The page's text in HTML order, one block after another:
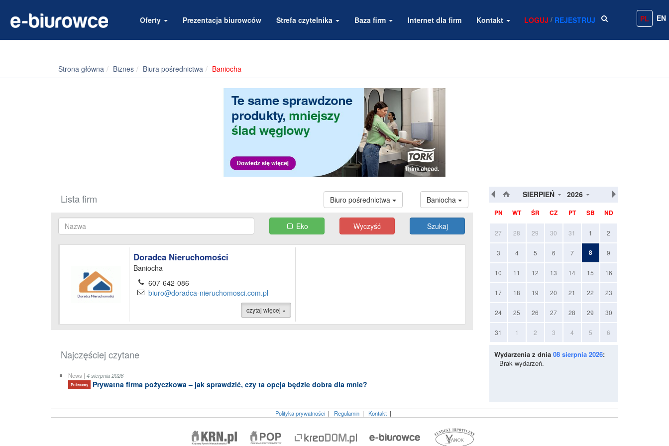
Oferty Prezentacja biurowców Strefa czytelnika Baza firm Internet dla firm Kontakt LOGUJ / REJESTRUJ PL EN
Strona główna Biznes Biura pośrednictwa Baniocha
Lista firm Biuro pośrednictwa Baniocha
Eko Wyczyść
Doradca Nieruchomości
Baniocha
607-642-086
biuro@doradca-nieruchomosci.com.pl
czytaj więcej »
Najczęściej czytane
News | 4 sierpnia 2026
Polecamy Prywatna firma pożyczkowa – jak sprawdzić, czy ta opcja będzie dobra dla mnie?
SIERPIEŃ 2026
PN WT ŚR CZ PT SB ND
27 28 29 30 31 1 2
3 4 5 6 7 8 9
10 11 12 13 14 15 16
17 18 19 20 21 22 23
24 25 26 27 28 29 30
31 1 2 3 4 5 6
Wydarzenia z dnia 08 sierpnia 2026:
Brak wydarzeń.
Polityka prywatności| Regulamin| Kontakt|